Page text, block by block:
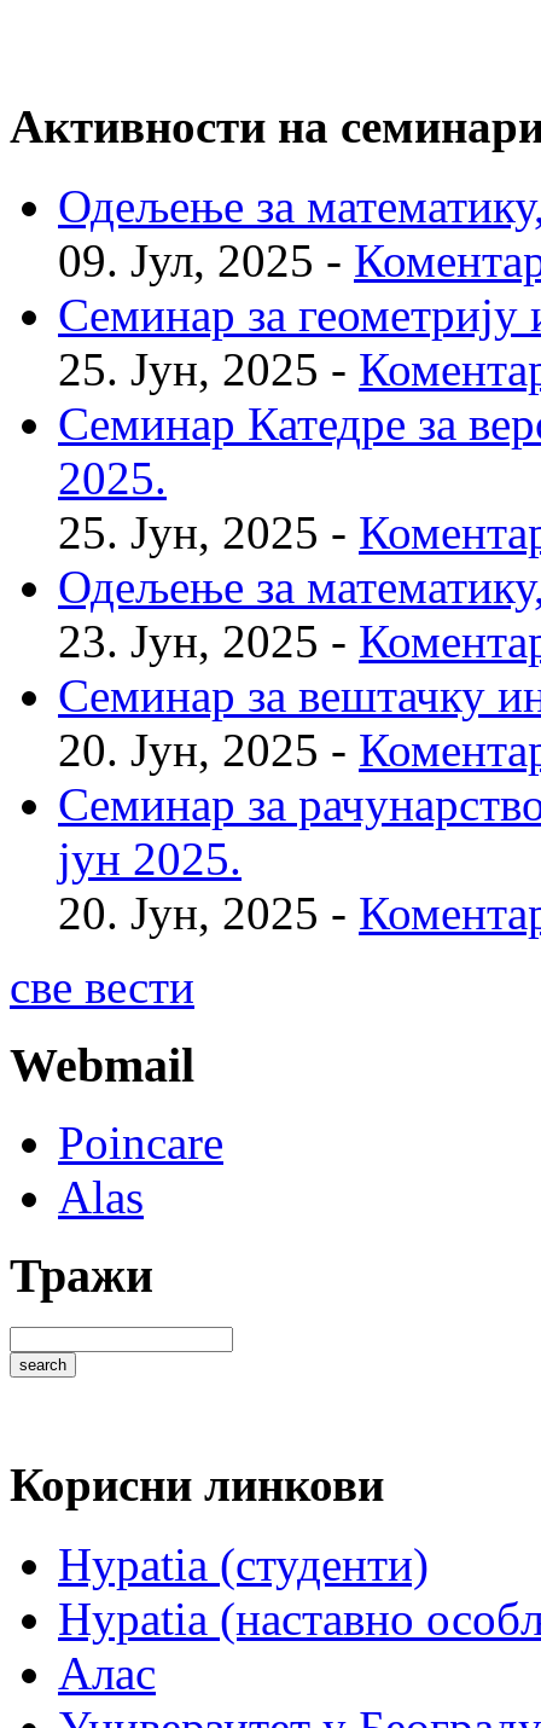
Активности на
Одељење за
09. Јул, 2025 -
Семинар за
25. Јун, 2025 -
Семинар Катедре за
2025.
25. Јун, 2025 -
Одељење за
23. Јун, 2025 -
Семинар за вештачку
20. Јун, 2025 -
Семинар за
јун 2025.
20. Јун, 2025 -
све вести
Webmail
Poincare
Alas
Тражи
Корисни линкови
Hypatia (студенти)
Hypatia (наставно
Алас